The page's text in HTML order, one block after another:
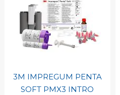
3M IMPREGUM PENTA
SOFT PMX3 INTRO